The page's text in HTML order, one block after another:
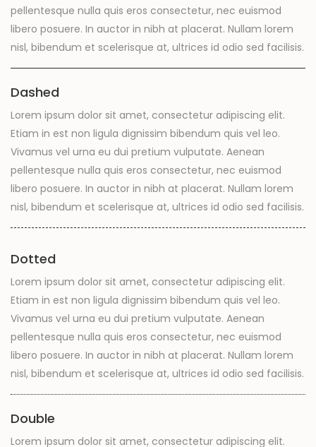
pellentesque nulla quis eros consectetur, nec euismod
libero posuere. In auctor in nibh at placerat. Nullam lorem
nisl, bibendum et scelerisque at, ultrices id odio sed facilisis.
Dashed
Lorem ipsum dolor sit amet, consectetur adipiscing elit.
Etiam in est non ligula dignissim bibendum quis vel leo.
Vivamus vel urna eu dui pretium vulputate. Aenean
pellentesque nulla quis eros consectetur, nec euismod
libero posuere. In auctor in nibh at placerat. Nullam lorem
nisl, bibendum et scelerisque at, ultrices id odio sed facilisis.
Dotted
Lorem ipsum dolor sit amet, consectetur adipiscing elit.
Etiam in est non ligula dignissim bibendum quis vel leo.
Vivamus vel urna eu dui pretium vulputate. Aenean
pellentesque nulla quis eros consectetur, nec euismod
libero posuere. In auctor in nibh at placerat. Nullam lorem
nisl, bibendum et scelerisque at, ultrices id odio sed facilisis.
Double
Lorem ipsum dolor sit amet, consectetur adipiscing elit.